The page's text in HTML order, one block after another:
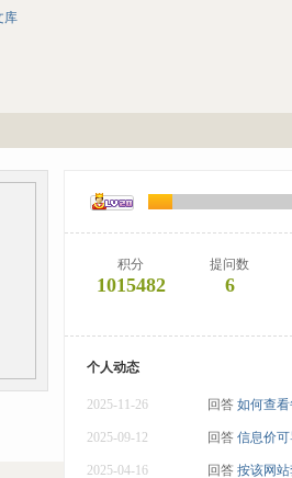
库
积分
1015482
提问数
6
个人动态
2025-11-26 回答 如何查
2025-09-12 回答 信息价
2025-04-16 回答 按该网